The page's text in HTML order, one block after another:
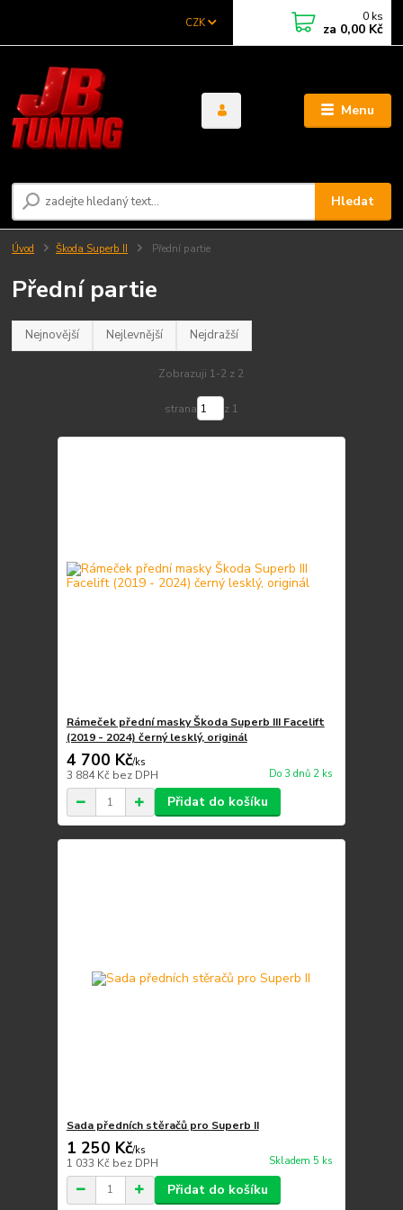
Menu
CZK
Hledat
0 ks
za 0,00 Kč
Úvod Škoda Superb II Přední partie
Přední partie
Nejnovější Nejlevnější Nejdražší
Zobrazuji 1-2 z 2
strana z 1
Rámeček přední masky Škoda Superb III Facelift
(2019 - 2024) černý lesklý, originál
4 700 Kč/ks
3 884 Kč bez DPH Do 3 dnů 2 ks
Přidat do košíku
Sada předních stěračů pro Superb II
1 250 Kč/ks
1 033 Kč bez DPH Skladem 5 ks
Přidat do košíku